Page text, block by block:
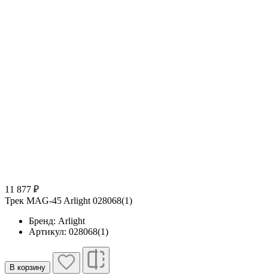
11 877 ₽
Трек MAG-45 Arlight 028068(1)
Бренд: Arlight
Артикул: 028068(1)
В корзину